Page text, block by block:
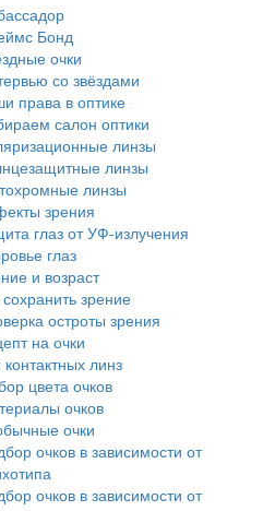
Бонд
очки
со звёздами
права в оптике
салон оптики
линзы
линзы
линзы
зрения
глаз от УФ-излучения
глаз
и возраст
сохранить зрение
остроты зрения
на очки
линз
цвета очков
очков
очки
очков в зависимости от
очков в зависимости от